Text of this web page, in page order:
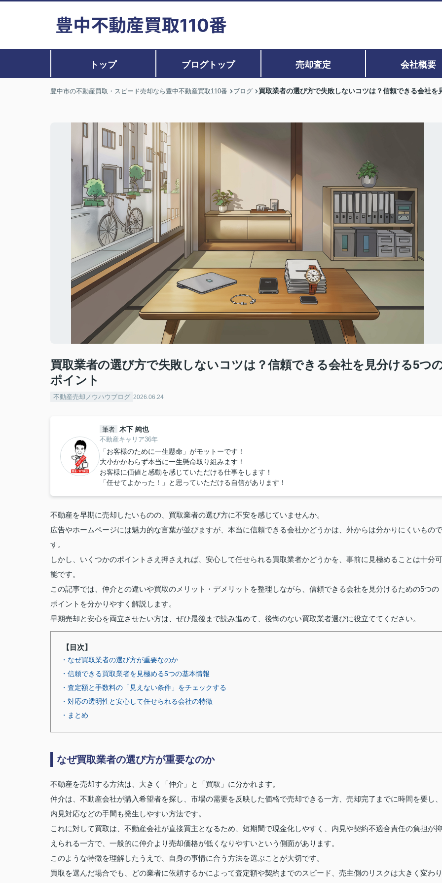
トップ ブログトップ 売却査定 会社概要
豊中市の不動産買取・スピード売却なら豊中不動産買取110番 ブログ 買取業者の選び方で失敗しないコツは？信頼できる会社を
買取業者の選び方で失敗しないコツは？信頼できる会社を見分ける5つ
ポイント
不動産売却ノウハウブログ 2026.06.24
筆者 木下 純也
不動産キャリア36年
「お客様のために一生懸命」がモットーです！
大小かかわらず本当に一生懸命取り組みます！
お客様に価値と感動を感じていただける仕事をします！
「任せてよかった！」と思っていただける自信があります！
不動産を早期に売却したいものの、買取業者の選び方に不安を感じていませんか。
広告やホームページには魅力的な言葉が並びますが、本当に信頼できる会社かどうかは、外からは分かりにくいもので
す。
しかし、いくつかのポイントさえ押さえれば、安心して任せられる買取業者かどうかを、事前に見極めることは十分可
能です。
この記事では、仲介との違いや買取のメリット・デメリットを整理しながら、信頼できる会社を見分けるための5つの
ポイントを分かりやすく解説します。
早期売却と安心を両立させたい方は、ぜひ最後まで読み進めて、後悔のない買取業者選びに役立ててください。
【目次】
・なぜ買取業者の選び方が重要なのか
・信頼できる買取業者を見極める5つの基本情報
・査定額と手数料の「見えない条件」をチェックする
・対応の透明性と安心して任せられる会社の特徴
・まとめ
なぜ買取業者の選び方が重要なのか
不動産を売却する方法は、大きく「仲介」と「買取」に分かれます。
仲介は、不動産会社が購入希望者を探し、市場の需要を反映した価格で売却できる一方、売却完了までに時間を要し、
内見対応などの手間も発生しやすい方法です。
これに対して買取は、不動産会社が直接買主となるため、短期間で現金化しやすく、内見や契約不適合責任の負担が抑
えられる一方で、一般的に仲介より売却価格が低くなりやすいという側面があります。
このような特徴を理解したうえで、自身の事情に合う方法を選ぶことが大切です。
買取を選んだ場合でも、どの業者に依頼するかによって査定額や契約までのスピード、売主側のリスクは大きく変わり